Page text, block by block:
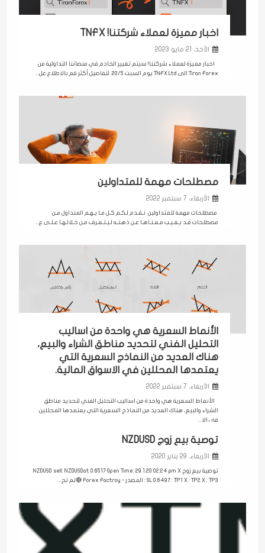
اخبار مميزة لعملاء شركتنا! TNFX
الأحد، 21 مايو 2023
اخبار مميزة لعملاء شركتنا! سيتم تغيير الخادم في منصاتنا التداولية من
Tiran Forex الى TNFX Ltd يوم السبت 20/5. لتفاصيل أكثر قم بالاطلاع عل...
مصطلحات مهمة للمتداولين
الأربعاء، 7 سبتمبر 2022
مصطلحات مهمة للمتداولين نـقـدم لـكـم كـل مـا يـهـم المتداول مـن
مصطلحات قـد يـغـيـب مـعـنـاهـا عـن ذهـنـه لـيـتـعـرف مـن خـلالـهـا عـلـى ع...
الأنماط السعرية هي واحدة من اساليب
التحليل الفني لتحديد مناطق الشراء والبيع،
هناك العديد من النماذج السعرية التي
يعتمدها المحللين في الاسواق المالية.
الأربعاء، 7 سبتمبر 2022
الأنماط السعرية هي واحدة من اساليب التحليل الفني لتحديد مناطق
الشراء والبيع، هناك العديد من النماذج السعرية التي يعتمدها المحللين
في الا...
توصية بيع زوج NZDUSD
الأربعاء، 29 يناير 2020
توصية بيع زوج NZDUSD sell: NZDUSDat 0.6517 Open Time: 29.1.20 02:24 pm X
: SL 0.6497 : TP1 X : TP2 X : TP3 المصدر - Forex Factroy 🔴تم تح...